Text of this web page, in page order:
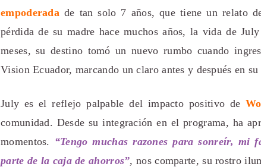
empoderada de tan solo 7 años, que tiene un relato
pérdida de su madre hace muchos años, la vida de
meses, su destino tomó un nuevo rumbo cuando
Vision Ecuador, marcando un claro antes y después en
July es el reflejo palpable del impacto positivo de
comunidad. Desde su integración en el programa, ha
momentos. “Tengo muchas razones para sonreír,
parte de la caja de ahorros”, nos comparte, su rostro